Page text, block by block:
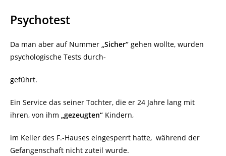
Psychotest
Da man aber auf Nummer „Sicher“ gehen wollte, wurden
psychologische Tests durch-
geführt.
Ein Service das seiner Tochter, die er 24 Jahre lang mit
ihren, von ihm „gezeugten“ Kindern,
im Keller des F.-Hauses eingesperrt hatte, während der
Gefangenschaft nicht zuteil wurde.